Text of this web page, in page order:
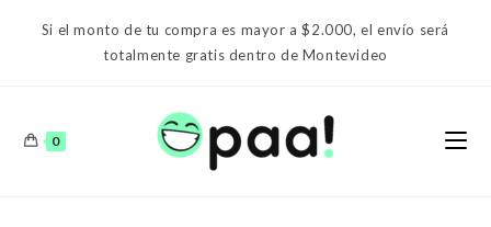
Si el monto de tu compra es mayor a $2.000, el envío será
totalmente gratis dentro de Montevideo
0